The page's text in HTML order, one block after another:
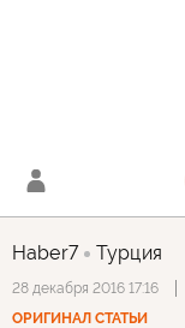
Haber7 Турция
28 декабря 2016 17:16
ОРИГИНАЛ СТАТЬИ